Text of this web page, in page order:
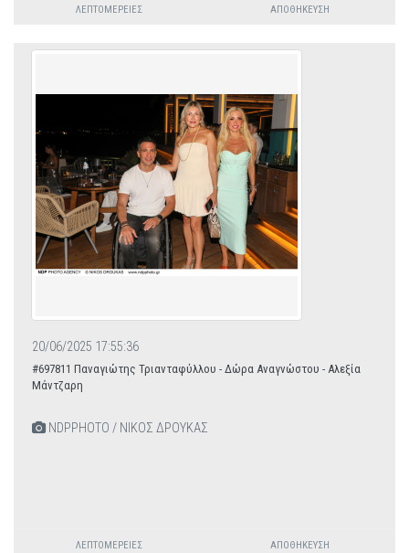
ΛΕΠΤΟΜΈΡΕΙΕΣ ΑΠΟΘΉΚΕΥΣΗ
20/06/2025 17:55:36
#697811 Παναγιώτης Τριανταφύλλου - Δώρα Αναγνώστου - Αλεξία
Μάντζαρη
NDPPHOTO / ΝΙΚΟΣ ΔΡΟΥΚΑΣ
ΛΕΠΤΟΜΈΡΕΙΕΣ ΑΠΟΘΉΚΕΥΣΗ